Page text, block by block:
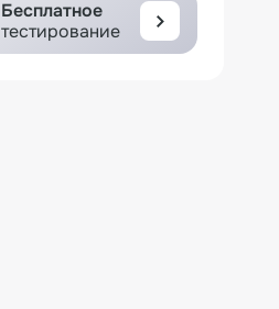
Бесплатное
тестирование